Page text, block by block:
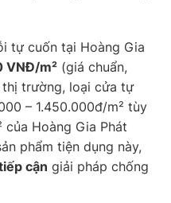
tự cuốn tại Hoàng Gia
VNĐ/m² (giá chuẩn,
thị trường, loại cửa tự
– 1.450.000đ/m² tùy
Hoàng Gia Phát
phẩm tiện dụng này,
cận giải pháp chống